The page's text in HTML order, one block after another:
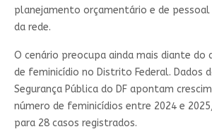
planejamento orçamentário e de pessoal
da rede.
O cenário preocupa ainda mais diante do
de feminicídio no Distrito Federal. Dados
Segurança Pública do DF apontam
número de feminicídios entre 2024 e
para 28 casos registrados.